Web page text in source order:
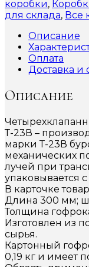
коробки,
для склада, Все
Описание
Оплата
Доставка и
Описание
Т-23В –
марки Т-23В
механических
лучей при
упаковывается
В карточке
Длина 300 мм;
Толщина
Изготовлен из
сырья.
Картонный
0,19 кг и имеет